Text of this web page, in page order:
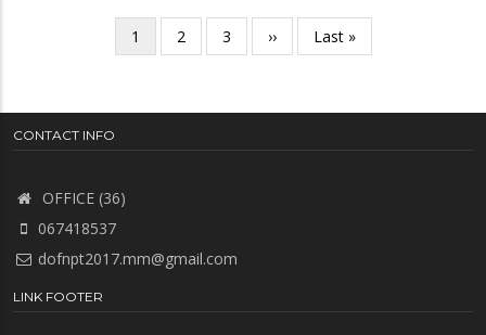
Current
page
1 Page
2 Page
3
Next
page
››
Last
page
Last »
CONTACT INFO
OFFICE (36)
067418537
dofnpt2017.mm@gmail.com
LINK FOOTER